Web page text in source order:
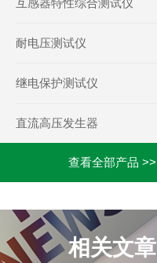
互感器特性综合测试仪
耐电压测试仪
继电保护测试仪
直流高压发生器
查看全部产品 >>
相关文章